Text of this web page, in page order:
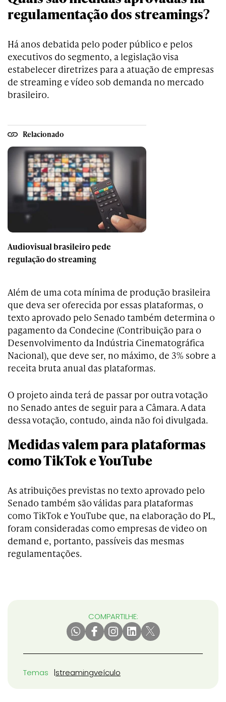
regulamentação dos streamings?
Há anos debatida pelo poder público e pelos
executivos do segmento, a legislação visa
estabelecer diretrizes para a atuação de empresas
de streaming e vídeo sob demanda no mercado
brasileiro.
Relacionado
Audiovisual brasileiro pede
regulação do streaming
Além de uma cota mínima de produção brasileira
que deva ser oferecida por essas plataformas, o
texto aprovado pelo Senado também determina o
pagamento da Condecine (Contribuição para o
Desenvolvimento da Indústria Cinematográfica
Nacional), que deve ser, no máximo, de 3% sobre a
receita bruta anual das plataformas.
O projeto ainda terá de passar por outra votação
no Senado antes de seguir para a Câmara. A data
dessa votação, contudo, ainda não foi divulgada.
Medidas valem para plataformas
como TikTok e YouTube
As atribuições previstas no texto aprovado pelo
Senado também são válidas para plataformas
como TikTok e YouTube que, na elaboração do PL,
foram consideradas como empresas de video on
demand e, portanto, passíveis das mesmas
regulamentações.
COMPARTILHE:
Temas streamingveículo